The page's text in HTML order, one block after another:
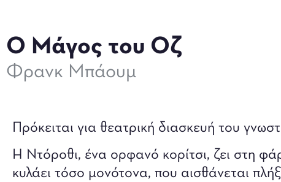
Ο Μάγος του Οζ
Φρανκ Μπάουμ
Πρόκειται για θεατρική διασκευή του
Η Ντόροθι, ένα ορφανό κορίτσι, ζει στη
κυλάει τόσο μονότονα, που αισθάνεται